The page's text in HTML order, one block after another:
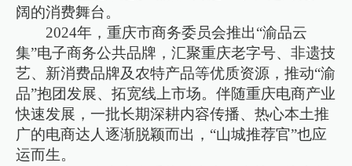
阔的消费舞台。
2024年，重庆市商务委员会推出“渝品云
集”电子商务公共品牌，汇聚重庆老字号、非遗技
艺、新消费品牌及农特产品等优质资源，推动“渝
品”抱团发展、拓宽线上市场。伴随重庆电商产业
快速发展，一批长期深耕内容传播、热心本土推
广的电商达人逐渐脱颖而出，“山城推荐官”也应
运而生。